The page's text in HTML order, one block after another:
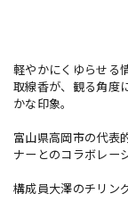
軽やかにくゆらせる
取線香が、観る角度
かな印象。
富山県高岡市の代表
ナーとのコラボレー
構成員大澤のチリン